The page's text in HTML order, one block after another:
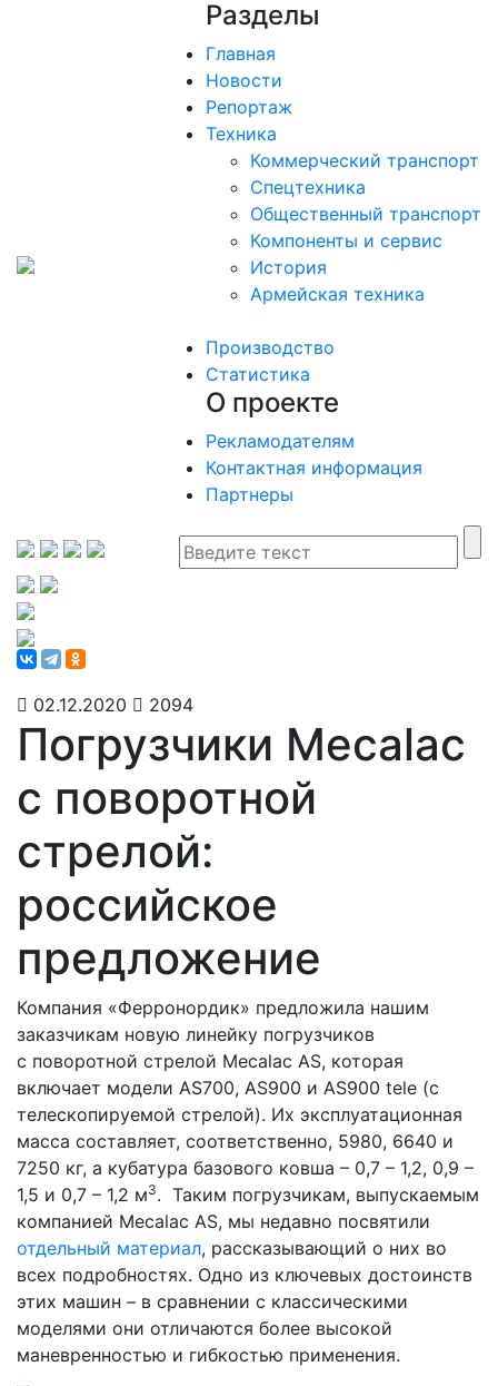
Разделы
Главная
Новости
Репортаж
Техника
Коммерческий транспорт
Спецтехника
Общественный транспорт
Компоненты и сервис
История
Армейская техника
Производство
Статистика
О проекте
Рекламодателям
Контактная информация
Партнеры
02.12.2020 2094
Погрузчики Mecalac
с поворотной
стрелой:
российское
предложение
Компания «Ферронордик» предложила нашим
заказчикам новую линейку погрузчиков
с поворотной стрелой Mecalac AS, которая
включает модели AS700, AS900 и AS900 tele (с
телескопируемой стрелой). Их эксплуатационная
масса составляет, соответственно, 5980, 6640 и
7250 кг, а кубатура базового ковша – 0,7 – 1,2, 0,9 –
1,5 и 0,7 – 1,2 м3. Таким погрузчикам, выпускаемым
компанией Mecalac AS, мы недавно посвятили
отдельный материал, рассказывающий о них во
всех подробностях. Одно из ключевых достоинств
этих машин – в сравнении с классическими
моделями они отличаются более высокой
маневренностью и гибкостью применения.